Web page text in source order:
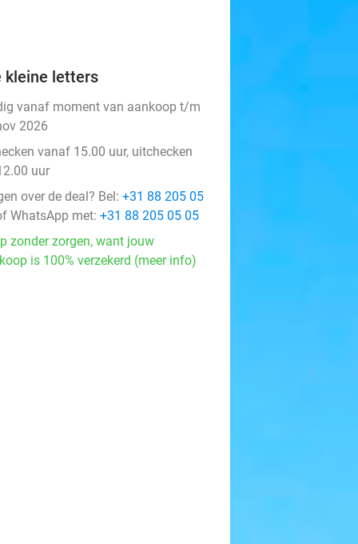
kleine letters
vanaf moment van aankoop t/m
2026
vanaf 15.00 uur, uitchecken
uur
over de deal? Bel: +31 88 205 05
WhatsApp met: +31 88 205 05 05
zonder zorgen, want jouw
is 100% verzekerd (meer info)